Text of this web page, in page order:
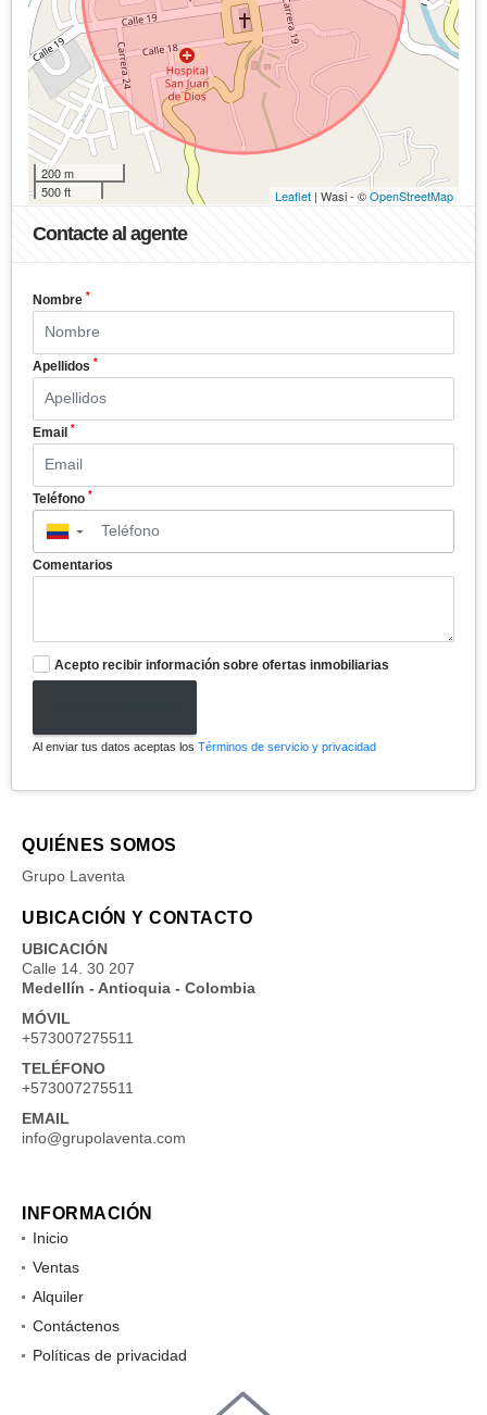
200 m
500 ft
Leaflet | Wasi - ©OpenStreetMap
Contacte al agente
Nombre *
Apellidos *
Email *
Teléfono *
▼
Comentarios
Acepto recibir información sobre ofertas inmobiliarias
Al enviar tus datos aceptas los Términos de servicio y privacidad
QUIÉNES SOMOS
Grupo Laventa
UBICACIÓN Y CONTACTO
UBICACIÓN
Calle 14. 30 207
Medellín - Antioquia - Colombia
MÓVIL
+573007275511
TELÉFONO
+573007275511
EMAIL
info@grupolaventa.com
INFORMACIÓN
Inicio
Ventas
Alquiler
Contáctenos
Políticas de privacidad